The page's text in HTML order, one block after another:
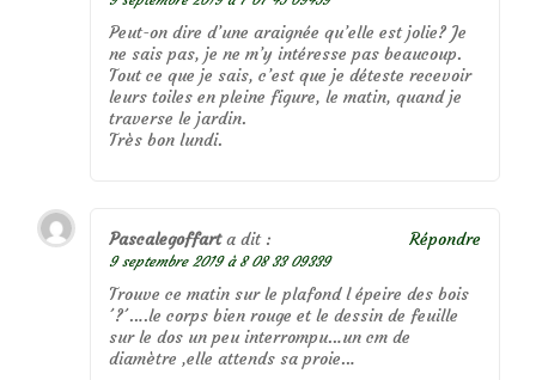
Peut-on dire d’une araignée qu’elle est jolie? Je
ne sais pas, je ne m’y intéresse pas beaucoup.
Tout ce que je sais, c’est que je déteste recevoir
leurs toiles en pleine figure, le matin, quand je
traverse le jardin.
Très bon lundi.
Pascalegoffart a dit :
9 septembre 2019 à 8 08 33 09339
Trouve ce matin sur le plafond l épeire des bois
´?´….le corps bien rouge et le dessin de feuille
sur le dos un peu interrompu…un cm de
diamètre ,elle attends sa proie…
Répondre